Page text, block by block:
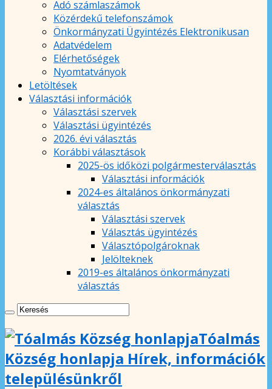
Adó számlaszámok
Közérdekű telefonszámok
Önkormányzati Ügyintézés Elektronikusan
Adatvédelem
Elérhetőségek
Nyomtatványok
Letöltések
Választási információk
Választási szervek
Választási ügyintézés
2026. évi választás
Korábbi választások
2025-ös időközi polgármesterválasztás
Választási információk
2024-es általános önkormányzati
választás
Választási szervek
Választás ügyintézés
Választópolgároknak
Jelölteknek
2019-es általános önkormányzati
választás
Tóalmás
Község honlapja Hírek, információk
településünkről